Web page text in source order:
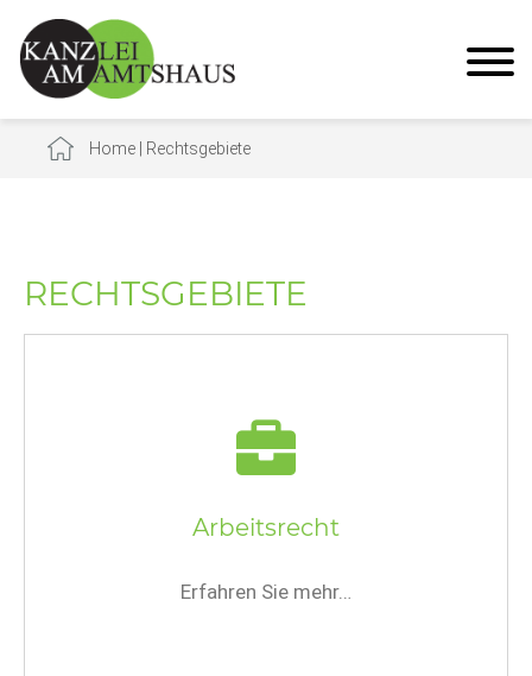
Home Rechtsgebiete
RECHTSGEBIETE
Arbeitsrecht
Erfahren Sie mehr…